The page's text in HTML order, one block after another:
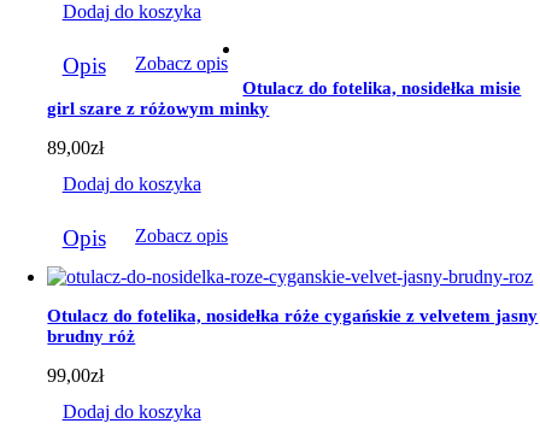
Dodaj do koszyka
Opis Zobacz opis
Otulacz do fotelika, nosidełka misie
girl szare z różowym minky
89,00zł
Dodaj do koszyka
Opis Zobacz opis
Otulacz do fotelika, nosidełka róże cygańskie z velvetem jasny
brudny róż
99,00zł
Dodaj do koszyka